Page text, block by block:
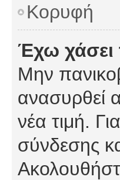
Κορυφή
Έχω χάσει
Μην
ανασυρθεί
νέα τιμή.
σύνδεσης